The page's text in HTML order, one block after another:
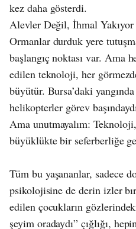
kez daha gösterdi.
Alevler Değil, İhmal Yakıyor
Ormanlar durduk yere
başlangıç noktası var. Ama
edilen teknoloji, her
büyütür. Bursa’daki
helikopterler görev
Ama unutmayalım:
büyüklükte bir seferberliğe
Tüm bu yaşananlar, sadece
psikolojisine de derin izler
edilen çocukların
şeyim oradaydı” çığlığı,